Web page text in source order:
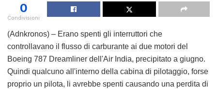
0
Condivisioni
(Adnkronos) – Erano spenti gli interruttori che
controllavano il flusso di carburante ai due motori del
Boeing 787 Dreamliner dell'Air India, precipitato a giugno.
Quindi qualcuno all'interno della cabina di pilotaggio, forse
proprio un pilota, li avrebbe spenti causando una perdita di